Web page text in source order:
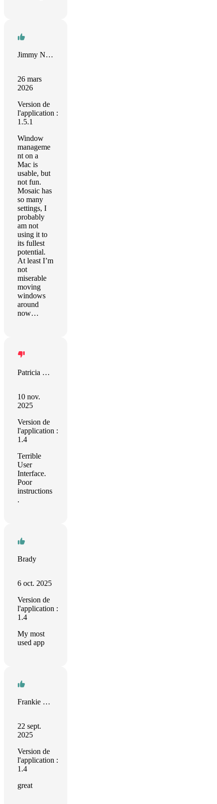
Jimmy Norton
26 mars
2026
Version de
l'application :
1.5.1
Window
manageme
nt on a
Mac is
usable, but
not fun.
Mosaic has
so many
settings, I
probably
am not
using it to
its fullest
potential.
At least I’m
not
miserable
moving
windows
around
now…
Patricia Romano
10 nov.
2025
Version de
l'application :
1.4
Terrible
User
Interface.
Poor
instructions
.
Brady
6 oct. 2025
Version de
l'application :
1.4
My most
used app
Frankie Sanchez
22 sept.
2025
Version de
l'application :
1.4
great